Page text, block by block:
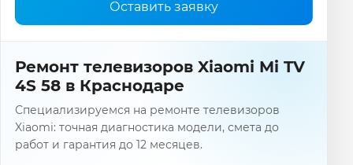
Оставить заявку
Ремонт телевизоров Xiaomi Mi TV
4S 58 в Краснодаре
Специализируемся на ремонте телевизоров
Xiaomi: точная диагностика модели, смета до
работ и гарантия до 12 месяцев.